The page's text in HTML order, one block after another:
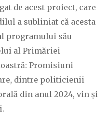
de acest proiect, care
a subliniat că acesta
programului său
al Primăriei
Promisiuni
dintre politicienii
din anul 2024, vin și
la oameni.